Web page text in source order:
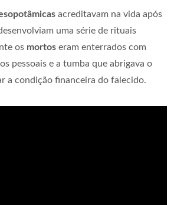
acreditavam na vida após
uma série de rituais
os mortos eram enterrados com
pessoais e a tumba que abrigava o
a condição financeira do falecido.